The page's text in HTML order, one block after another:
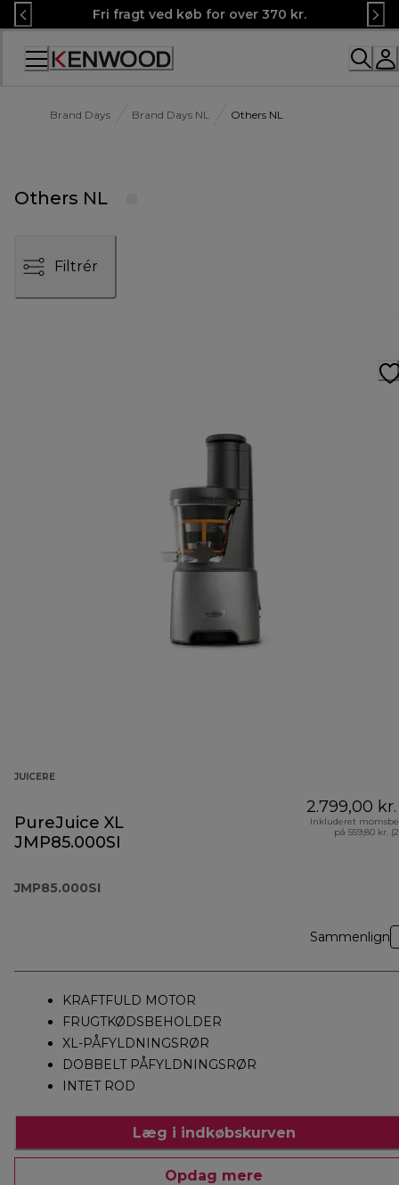
Skip
to
Content
Fri fragt ved køb for over 370 kr.
Brand Days Brand Days NL Others NL
Others NL
Filtrér
JUICERE
PureJuice XL
JMP85.000SI
JMP85.000SI
2.799,00 kr.
Inkluderet
på 559,80 kr.
Sammenlign
KRAFTFULD MOTOR
FRUGTKØDSBEHOLDER
XL-PÅFYLDNINGSRØR
DOBBELT PÅFYLDNINGSRØR
INTET ROD
Læg i indkøbskurven
Opdag mere